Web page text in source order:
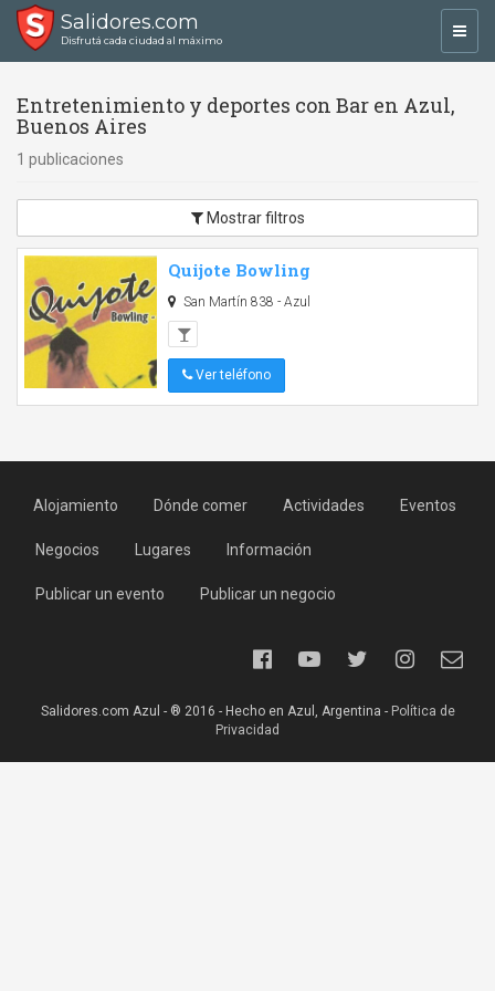
Salidores.com
Disfrutá cada ciudad al máximo
Entretenimiento y deportes con Bar en Azul,
Buenos Aires
1 publicaciones
Mostrar filtros
Quijote Bowling
San Martín 838 - Azul
Ver teléfono
Alojamiento Dónde comer Actividades Eventos
Negocios Lugares Información
Publicar un evento Publicar un negocio
Salidores.com Azul - ® 2016 - Hecho en Azul, Argentina - Política de
Privacidad